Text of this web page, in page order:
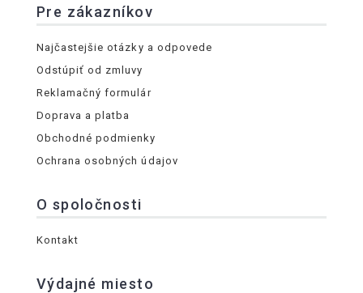
Pre zákazníkov
Najčastejšie otázky a odpovede
Odstúpiť od zmluvy
Reklamačný formulár
Doprava a platba
Obchodné podmienky
Ochrana osobných údajov
O spoločnosti
Kontakt
Výdajné miesto